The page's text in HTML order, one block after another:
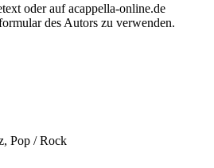
oder auf acappella-online.de
des Autors zu verwenden.
Pop / Rock